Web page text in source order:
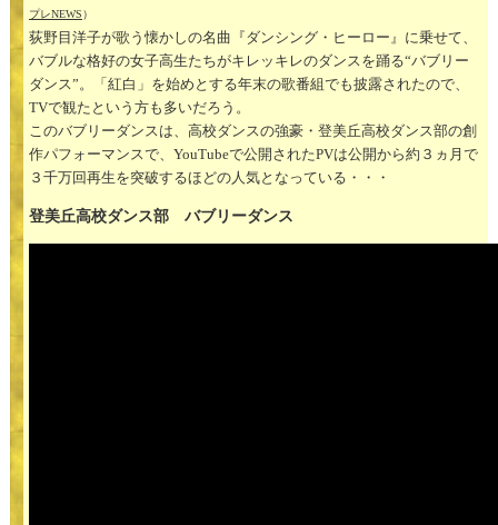
プレNEWS）
荻野目洋子が歌う懐かしの名曲『ダンシング・ヒーロー』に乗せて、
バブルな格好の女子高生たちがキレッキレのダンスを踊る“バブリー
ダンス”。「紅白」を始めとする年末の歌番組でも披露されたので、
TVで観たという方も多いだろう。
このバブリーダンスは、高校ダンスの強豪・登美丘高校ダンス部の創
作パフォーマンスで、YouTubeで公開されたPVは公開から約３ヵ月で
３千万回再生を突破するほどの人気となっている・・・
登美丘高校ダンス部 バブリーダンス